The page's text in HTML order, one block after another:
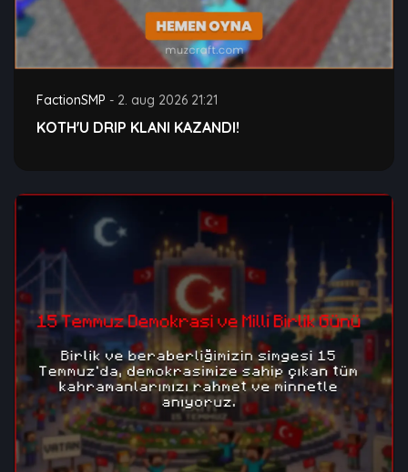
FactionSMP - 2. aug 2026 21:21
KOTH'U DRIP KLANI KAZANDI!